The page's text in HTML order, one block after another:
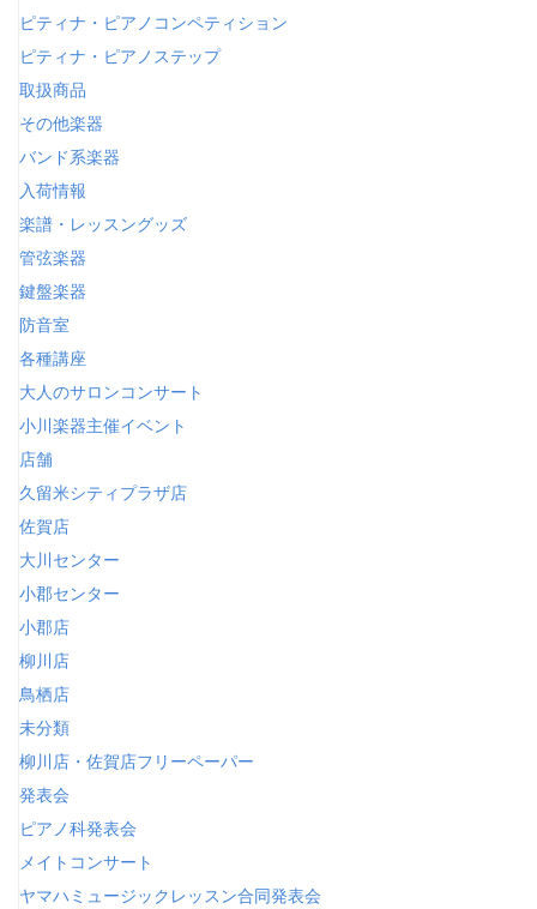
ピティナ・ピアノコンペティション
ピティナ・ピアノステップ
取扱商品
その他楽器
バンド系楽器
入荷情報
楽譜・レッスングッズ
管弦楽器
鍵盤楽器
防音室
各種講座
大人のサロンコンサート
小川楽器主催イベント
店舗
久留米シティプラザ店
佐賀店
大川センター
小郡センター
小郡店
柳川店
鳥栖店
未分類
柳川店・佐賀店フリーペーパー
発表会
ピアノ科発表会
メイトコンサート
ヤマハミュージックレッスン合同発表会